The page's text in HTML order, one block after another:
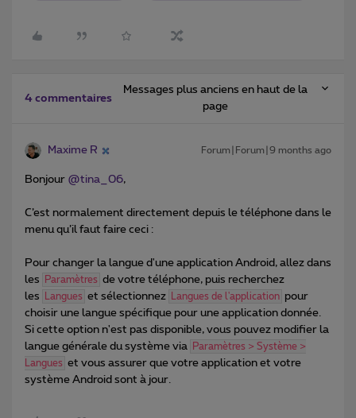
4 commentaires
Messages plus anciens en haut de la
page
Maxime R Forum|Forum|9 months ago
Bonjour ​ @tina_06,
C’est normalement directement depuis le téléphone dans le
menu qu’il faut faire ceci :
Pour changer la langue d'une application Android, allez dans
les
Paramètres de votre téléphone, puis recherchez
les
Langues et sélectionnez Langues de l'application pour
choisir une langue spécifique pour une application donnée.
Si cette option n'est pas disponible, vous pouvez modifier la
langue générale du système via
Paramètres > Système >
Langues et vous assurer que votre application et votre
système Android sont à jour.